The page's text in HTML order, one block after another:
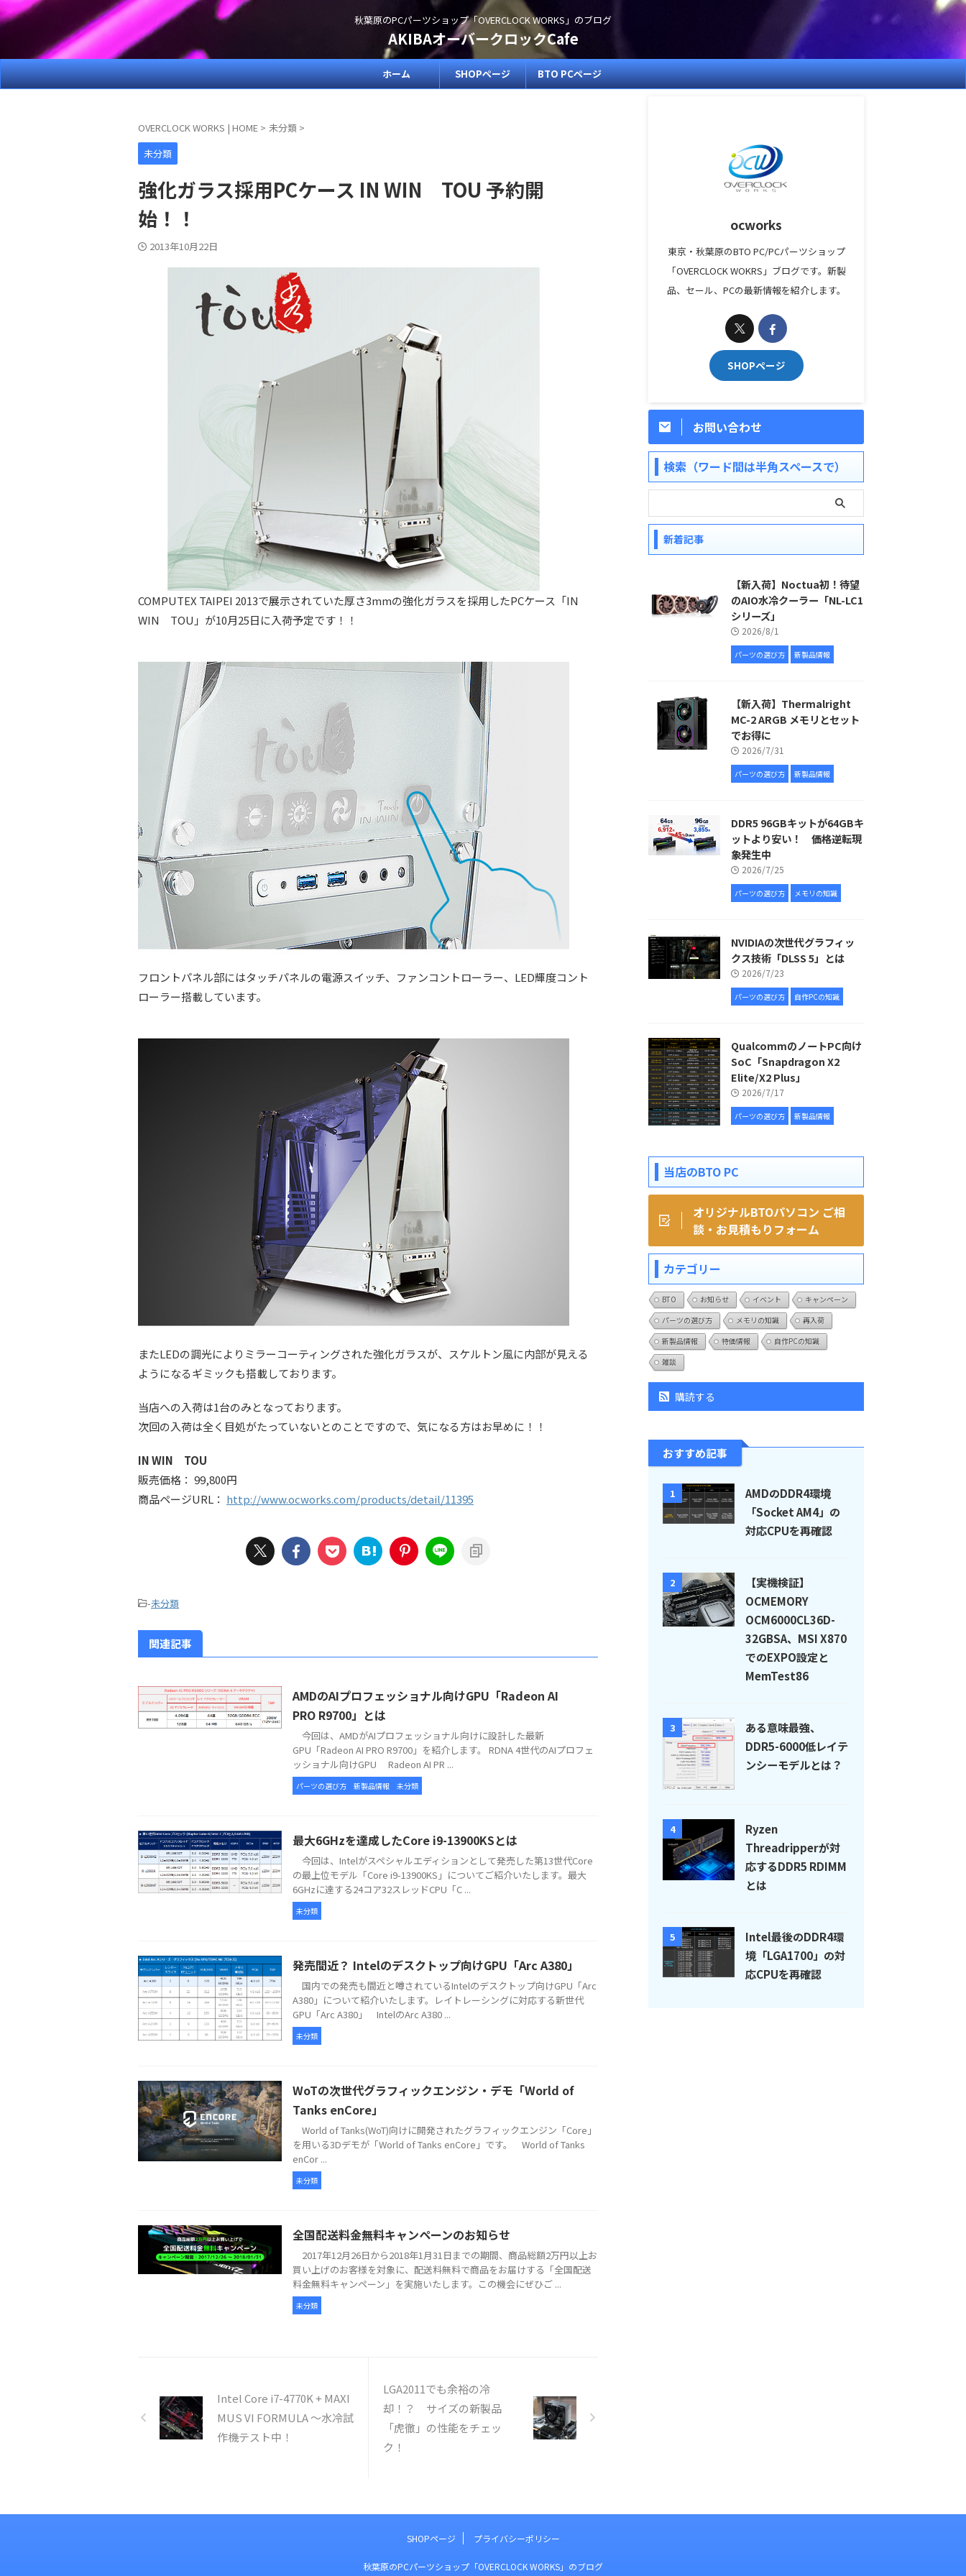
秋葉原のPCパーツショップ「OVERCLOCK WORKS」のブログ
AKIBAオーバークロックCafe
ホーム SHOPページ BTO PCページ
OVERCLOCK WORKS | HOME > 未分類 >
未分類
強化ガラス採用PCケース IN WIN TOU 予約開
始！！
2013年10月22日
COMPUTEX TAIPEI 2013で展示されていた厚さ3mmの強化ガラスを採用したPCケース「IN
WIN TOU」が10月25日に入荷予定です！！
フロントパネル部にはタッチパネルの電源スイッチ、ファンコントローラー、LED輝度コント
ローラー搭載しています。
またLEDの調光によりミラーコーティングされた強化ガラスが、スケルトン風に内部が見える
ようになるギミックも搭載しております。
当店への入荷は1台のみとなっております。
次回の入荷は全く目処がたっていないとのことですので、気になる方はお早めに！！
IN WIN TOU
販売価格： 99,800円
商品ページURL： http://www.ocworks.com/products/detail/11395
-未分類
関連記事
AMDのAIプロフェッショナル向けGPU「Radeon AI
PRO R9700」とは
今回は、AMDがAIプロフェッショナル向けに設計した最新
GPU「Radeon AI PRO R9700」を紹介します。 RDNA 4世代のAIプロフェ
ッショナル向けGPU Radeon AI PR ...
パーツの選び方 新製品情報 未分類
最大6GHzを達成したCore i9-13900KSとは
今回は、Intelがスペシャルエディションとして発売した第13世代Core
の最上位モデル「Core i9-13900KS」についてご紹介いたします。最大
6GHzに達する24コア32スレッドCPU「C ...
未分類
発売間近？ Intelのデスクトップ向けGPU「Arc A380」
国内での発売も間近と噂されているIntelのデスクトップ向けGPU「Arc
A380」について紹介いたします。レイトレーシングに対応する新世代
GPU「Arc A380」 IntelのArc A380 ...
未分類
WoTの次世代グラフィックエンジン・デモ「World of
Tanks enCore」
World of Tanks(WoT)向けに開発されたグラフィックエンジン「Core」
を用いる3Dデモが「World of Tanks enCore」です。 World of Tanks
enCor ...
未分類
全国配送料金無料キャンペーンのお知らせ
2017年12月26日から2018年1月31日までの期間、商品総額2万円以上お
買い上げのお客様を対象に、配送料無料で商品をお届けする「全国配送
料金無料キャンペーン」を実施いたします。この機会にぜひご ...
未分類
Intel Core i7-4770K + MAXI
MUS VI FORMULA ～水冷試
作機テスト中！
LGA2011でも余裕の冷
却！？ サイズの新製品
「虎徹」の性能をチェッ
ク！
ocworks
東京・秋葉原のBTO PC/PCパーツショップ
「OVERCLOCK WOKRS」ブログです。新製
品、セール、PCの最新情報を紹介します。
SHOPページ
お問い合わせ
検索（ワード間は半角スペースで）
新着記事
【新入荷】Noctua初！待望
のAIO水冷クーラー「NL-LC1
シリーズ」
2026/8/1
パーツの選び方 新製品情報
【新入荷】Thermalright
MC-2 ARGB メモリとセット
でお得に
2026/7/31
パーツの選び方 新製品情報
DDR5 96GBキットが64GBキ
ットより安い！ 価格逆転現
象発生中
2026/7/25
パーツの選び方 メモリの知識
NVIDIAの次世代グラフィッ
クス技術「DLSS 5」とは
2026/7/23
パーツの選び方 自作PCの知識
QualcommのノートPC向け
SoC「Snapdragon X2
Elite/X2 Plus」
2026/7/17
パーツの選び方 新製品情報
当店のBTO PC
オリジナルBTOパソコン ご相
談・お見積もりフォーム
カテゴリー
BTO お知らせ イベント
キャンペーン
パーツの選び方
メモリの知識
再入荷
新製品情報
特価情報
自作PCの知識
雑談
購読する
おすすめ記事
1
AMDのDDR4環境
「Socket AM4」の
対応CPUを再確認
2
【実機検証】
OCMEMORY
OCM6000CL36D-
32GBSA、MSI X870
でのEXPO設定と
MemTest86
3
ある意味最強、
DDR5-6000低レイテ
ンシーモデルとは？
4
Ryzen
Threadripperが対
応するDDR5 RDIMM
とは
5
Intel最後のDDR4環
境「LGA1700」の対
応CPUを再確認
SHOPページ プライバシーポリシー
秋葉原のPCパーツショップ「OVERCLOCK WORKS」のブログ